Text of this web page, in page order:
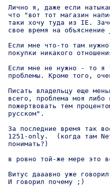
Лично я, даже если
что "вот тот магазин
таки хочу туда из IE.
свое время на объяснение
Если мне что-то там
покупки никакого
Если мне не нужно - то я
проблемы. Кроме того,
Писать владельцу еще
всего, проблема моя либо
пожертвовать тем
русском".
За последние время так
1251-only.  (когда там
понимать?)
в ровно той-же мере это
Витус дааавно уже
И говорил почему ;)